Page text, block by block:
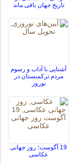
تاریخ جهان باقی ماند
آشنایی با آداب و رسوم
مردم ترکمنستان در
نوروز
19 آگوست؛ روز جهانی
عکاسی